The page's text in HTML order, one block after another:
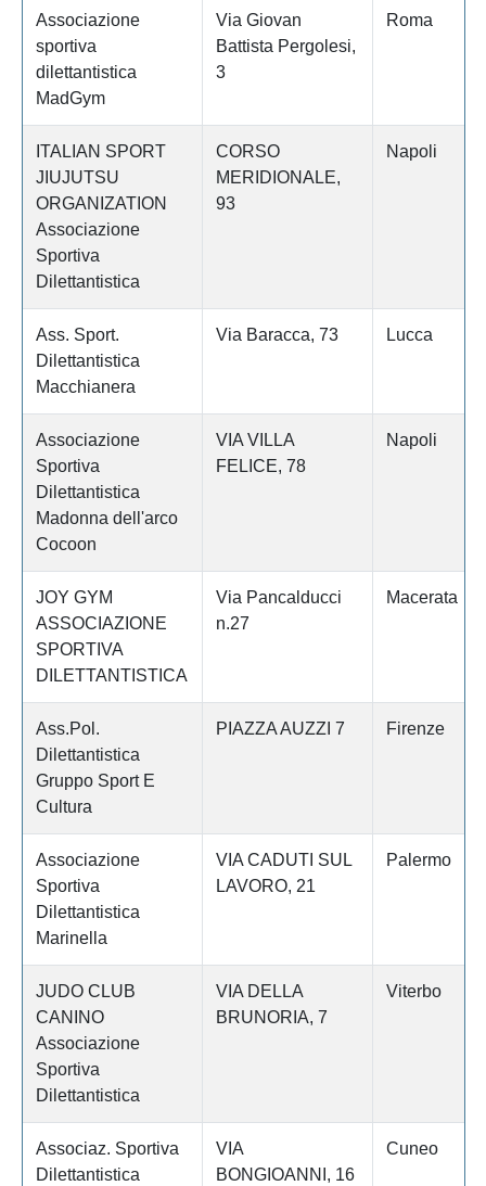
Associazione
sportiva
dilettantistica
MadGym
Via Giovan
Battista Pergolesi,
3
Roma
ITALIAN SPORT
JIUJUTSU
ORGANIZATION
Associazione
Sportiva
Dilettantistica
CORSO
MERIDIONALE,
93
Napoli
Ass. Sport.
Dilettantistica
Macchianera
Via Baracca, 73 Lucca
Associazione
Sportiva
Dilettantistica
Madonna dell'arco
Cocoon
VIA VILLA
FELICE, 78
Napoli
JOY GYM
ASSOCIAZIONE
SPORTIVA
DILETTANTISTICA
Via Pancalducci
n.27
Macerata
Ass.Pol.
Dilettantistica
Gruppo Sport E
Cultura
PIAZZA AUZZI 7 Firenze
Associazione
Sportiva
Dilettantistica
Marinella
VIA CADUTI SUL
LAVORO, 21
Palermo
JUDO CLUB
CANINO
Associazione
Sportiva
Dilettantistica
VIA DELLA
BRUNORIA, 7
Viterbo
Associaz. Sportiva
Dilettantistica
VIA
BONGIOANNI, 16
Cuneo